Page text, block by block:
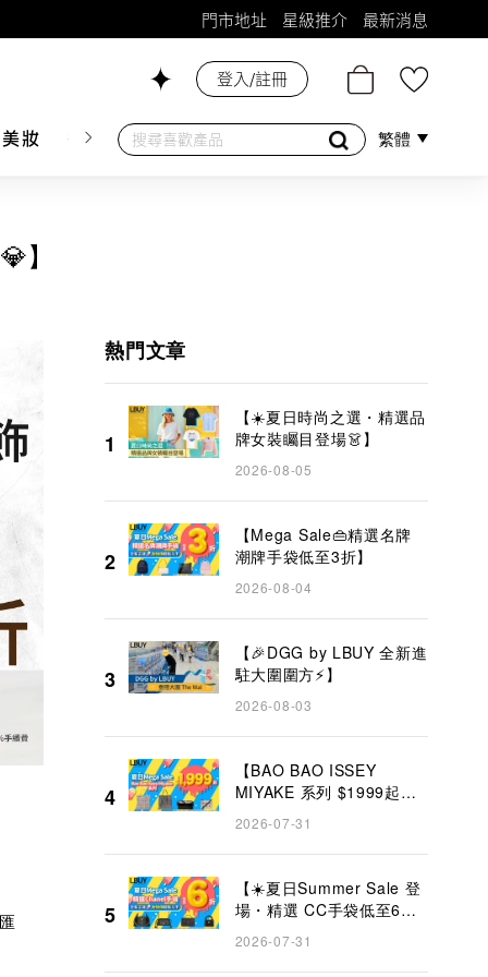
門市地址 星級推介 最新消息
妝 香水香薰 個人護理 母嬰護理 遊戲及精品
登入/註冊
繁體
】
熱門文章
1
【☀️夏日時尚之選・精選品
牌女裝矚目登場👗】
2026-08-05
2
【Mega Sale👜精選名牌
潮牌手袋低至3折】
2026-08-04
3
【🎉DGG by LBUY 全新進
駐大圍圍方⚡】
2026-08-03
4
【BAO BAO ISSEY
MIYAKE 系列 $1999起
✨】
2026-07-31
5
【☀️夏日Summer Sale 登
場・精選 CC手袋低至6折
👜】
2026-07-31